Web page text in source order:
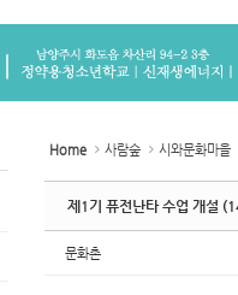
Home 사람숲 시와문화마을
제1기 퓨전난타 수업 개설
문화촌